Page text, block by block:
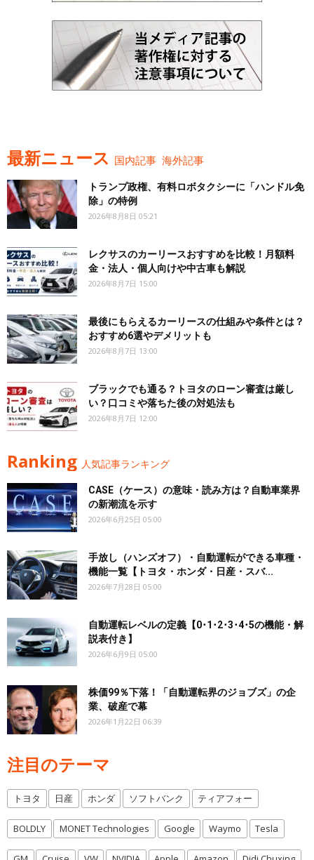
最新ニュース 国内記事 海外記事
トランプ政権、有料ロボタクシーに「ハンドル免
除」の特例
2026年8月8日 05:21
レクサスのカーリースおすすめを比較！月額料
金・法人・個人向けや中古車も解説
2026年8月7日 15:00
最後にもらえるカーリースの仕組みや条件とは？
おすすめ6選やデメリットも
2026年8月7日 13:00
ブラックでも通る？トヨタのローン審査は厳し
い？口コミや落ちた後の対処法も
2026年8月7日 12:00
Ranking 人気記事ランキング
CASE（ケース）の意味・読み方は？自動車業界
の新潮流を示す
2026年6月25日 05:00
手放し（ハンズオフ）・自動運転ができる車種・
機能一覧【トヨタ・ホンダ・日産・スバ...
2026年7月28日 05:00
自動運転レベルの定義【0･1･2･3･4･5の機能・解
説表付き】
2026年6月9日 05:00
株価99％下落！「自動運転界のジョブズ」の企
業、破産で幕
2026年1月22日 06:39
注目のテーマ
トヨタ 日産 ホンダ ソフトバンク ティアフォー
BOLDLY MONET Technologies Google Waymo Tesla